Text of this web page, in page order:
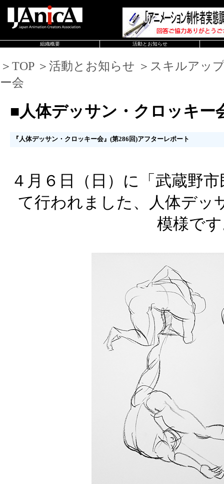
組織概要 活動とお知らせ
＞TOP ＞活動とお知らせ ＞スキルアッ
ー会
■人体デッサン・クロッキー
『人体デッサン・クロッキー会』(第286回)アフターレポート
４月６日（日）に「武蔵野
て行われました、人体デッ
模様で